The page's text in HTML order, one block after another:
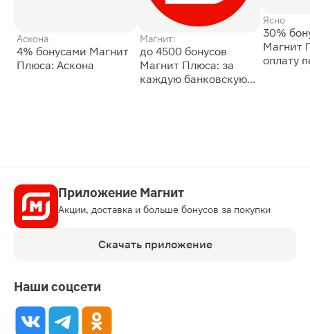
Аскона
4% бонусами Магнит
Плюса: Аскона
Магнит:
до 4500 бонусов
Магнит Плюса: за
каждую банковскую
Ясно
30%
Магнит
оплату
Приложение Магнит
Акции, доставка и больше бонусов за покупки
Скачать приложение
Наши соцсети